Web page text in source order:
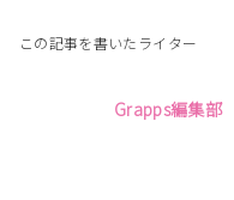
この記事を書いたライター
Grapps編集部